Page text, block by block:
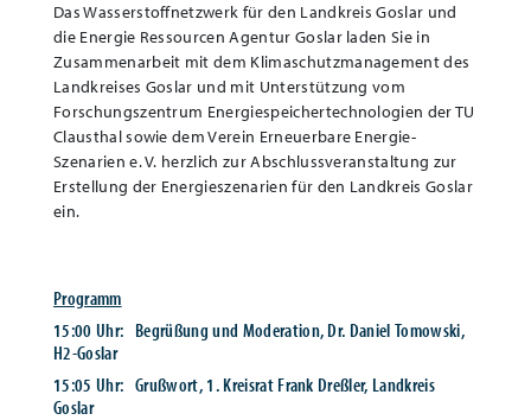
Das Wasserstoffnetzwerk für den Landkreis Goslar und
die Energie Ressourcen Agentur Goslar laden Sie in
Zusammenarbeit mit dem Klimaschutzmanagement des
Landkreises Goslar und mit Unterstützung vom
Forschungszentrum Energiespeichertechnologien der TU
Clausthal sowie dem Verein Erneuerbare Energie-
Szenarien e. V. herzlich zur Abschlussveranstaltung zur
Erstellung der Energieszenarien für den Landkreis Goslar
ein.
Programm
15:00 Uhr: Begrüßung und Moderation, Dr. Daniel Tomowski,
H2-Goslar
15:05 Uhr: Grußwort, 1. Kreisrat Frank Dreßler, Landkreis
Goslar